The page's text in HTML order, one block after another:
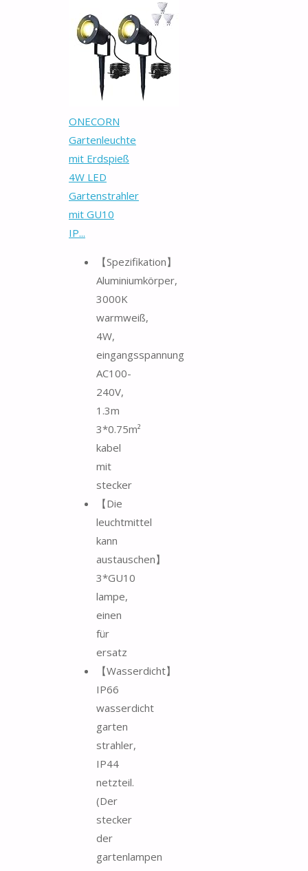
ONECORN
Gartenleuchte
mit Erdspieß
4W LED
Gartenstrahler
mit GU10
IP...
【Spezifikation】
Aluminiumkörper,
3000K
warmweiß,
4W,
eingangsspannung
AC100-
240V,
1.3m
3*0.75m²
kabel
mit
stecker
【Die
leuchtmittel
kann
austauschen】
3*GU10
lampe,
einen
für
ersatz
【Wasserdicht】
IP66
wasserdicht
garten
strahler,
IP44
netzteil.
(Der
stecker
der
gartenlampen